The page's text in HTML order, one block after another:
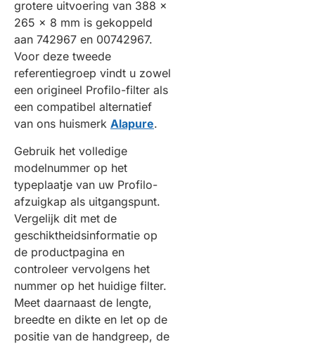
grotere uitvoering van 388 x
265 x 8 mm is gekoppeld
aan 742967 en 00742967.
Voor deze tweede
referentiegroep vindt u zowel
een origineel Profilo-filter als
een compatibel alternatief
van ons huismerk Alapure.
Gebruik het volledige
modelnummer op het
typeplaatje van uw Profilo-
afzuigkap als uitgangspunt.
Vergelijk dit met de
geschiktheidsinformatie op
de productpagina en
controleer vervolgens het
nummer op het huidige filter.
Meet daarnaast de lengte,
breedte en dikte en let op de
positie van de handgreep, de